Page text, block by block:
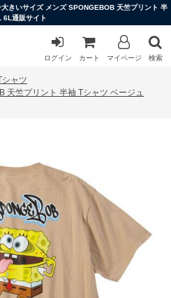
きいサイズ メンズ SPONGEBOB 天竺プリント 半
通販サイト
ログイン カート マイページ 検索
シャツ
天竺プリント 半袖 Tシャツ ベージュ